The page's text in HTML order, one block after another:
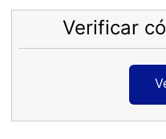
Verificar